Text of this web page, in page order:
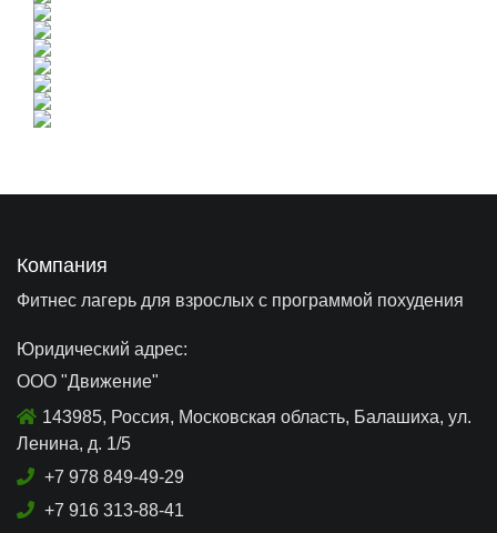
Компания
Фитнес лагерь для взрослых с программой похудения
Юридический адрес:
ООО "Движение"
143985, Россия, Московская область, Балашиха, ул.
Ленина, д. 1/5
+7 978 849-49-29
+7 916 313-88-41